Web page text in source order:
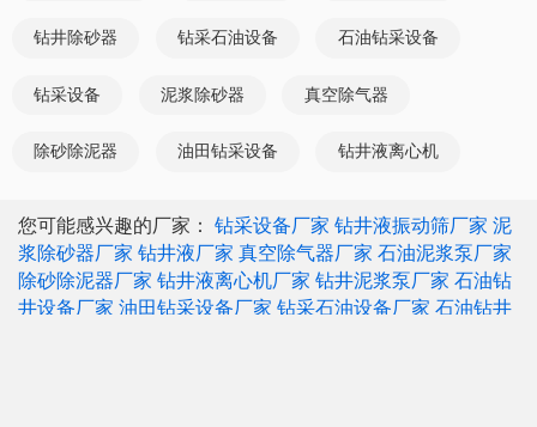
钻井除砂器 钻采石油设备 石油钻采设备
钻采设备 泥浆除砂器 真空除气器
除砂除泥器 油田钻采设备 钻井液离心机
您可能感兴趣的厂家： 钻采设备厂家 钻井液振动筛厂家 泥
浆除砂器厂家 钻井液厂家 真空除气器厂家 石油泥浆泵厂家
除砂除泥器厂家 钻井液离心机厂家 钻井泥浆泵厂家 石油钻
井设备厂家 油田钻采设备厂家 钻采石油设备厂家 石油钻井